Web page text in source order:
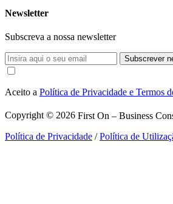
Newsletter
Subscreva a nossa newsletter
Subscrever
Aceito a Política de Privacidade e Termos
Copyright © 2026 First On – Business
Política de Privacidade /Política de